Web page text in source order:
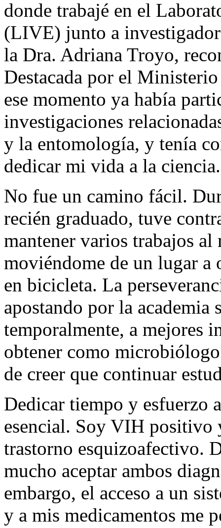
donde trabajé en el
(LIVE) junto a
la Dra. Adriana Troyo,
Destacada por el
ese momento ya había
investigaciones
y la entomología, y tenía
dedicar mi vida a la ciencia.
No fue un camino fácil.
recién graduado, tuve
mantener varios trabajos al
moviéndome de un lugar a
en bicicleta. La
apostando por la
temporalmente, a mejores
obtener como
de creer que continuar
Dedicar tiempo y esfuerzo
esencial. Soy VIH positivo
trastorno esquizoafectivo.
mucho aceptar ambos
embargo, el acceso a un
y a mis medicamentos me